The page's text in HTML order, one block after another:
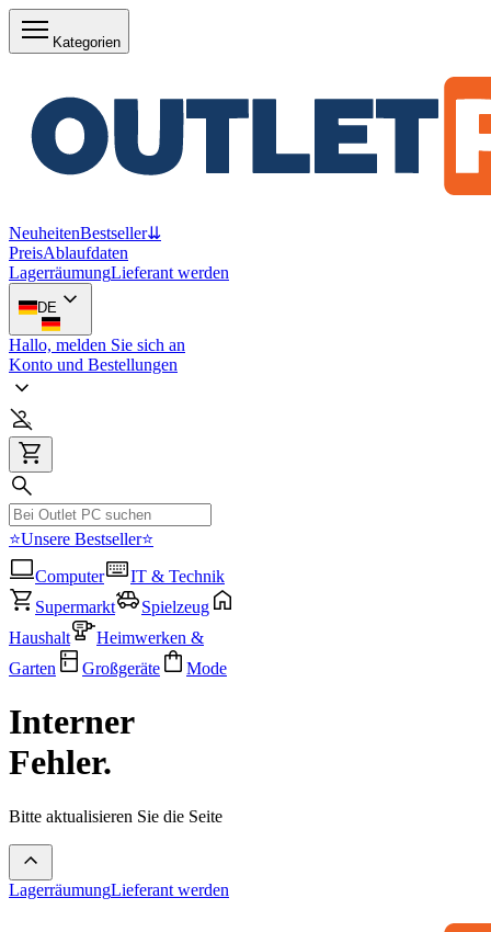
Kategorien
NeuheitenBestseller⇊
PreisAblaufdaten
LagerräumungLieferant werden
DE
Hallo, melden Sie sich an
Konto und Bestellungen
⭐Unsere Bestseller⭐
Computer
IT & Technik
Supermarkt
Spielzeug
Haushalt
Heimwerken &
Garten
Großgeräte Mode
Interner
Fehler.
Bitte aktualisieren Sie die Seite
LagerräumungLieferant werden